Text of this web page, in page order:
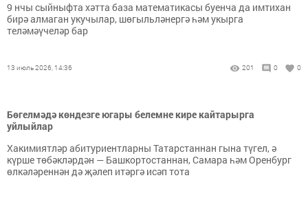
9 нчы сыйныфта хәтта база математикасы буенча да имтихан
бирә алмаган укучылар, шөгыльләнергә һәм укырга
теләмәүчеләр бар
13 июль 2026, 14:36 201 0 0
Бөгелмәдә көндезге югары белемне кире кайтарырга
уйлыйлар
Хакимиятләр абитуриентларны Татарстаннан гына түгел, ә
күрше төбәкләрдән — Башкортостаннан, Самара һәм Оренбург
өлкәләреннән дә җәлеп итәргә исәп тота